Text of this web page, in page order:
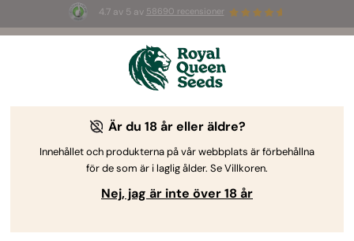
4.7 av 5 av 58690 recensioner
ummer Sales: Upp till 50 % rabatt
på utvalda produkter! ⏤
Låg lagernivå på frön
dem i vår katalog tack vare deras unika egenskaper och
produktionen för att bevara fenotypen och samtidigt
Är du 18 år eller äldre?
Innehållet och produkterna på vår webbplats är förbehållna
för de som är i laglig ålder. Se Villkoren.
Nej, jag är inte över 18 år